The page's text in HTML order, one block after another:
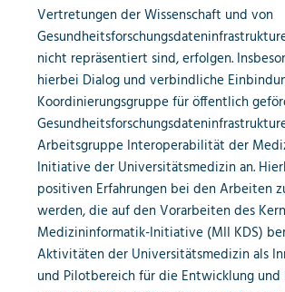
Vertretungen der Wissenschaft und von
nicht repräsentiert sind, erfolgen.
hierbei Dialog und verbindliche
Koordinierungsgruppe für öffentlich
Arbeitsgruppe Interoperabilität der
Initiative der Universitätsmedizin an.
positiven Erfahrungen bei den Arbeiten
werden, die auf den Vorarbeiten des
Medizininformatik-Initiative (MII KDS)
Aktivitäten der Universitätsmedizin als
und Pilotbereich für die Entwicklung und